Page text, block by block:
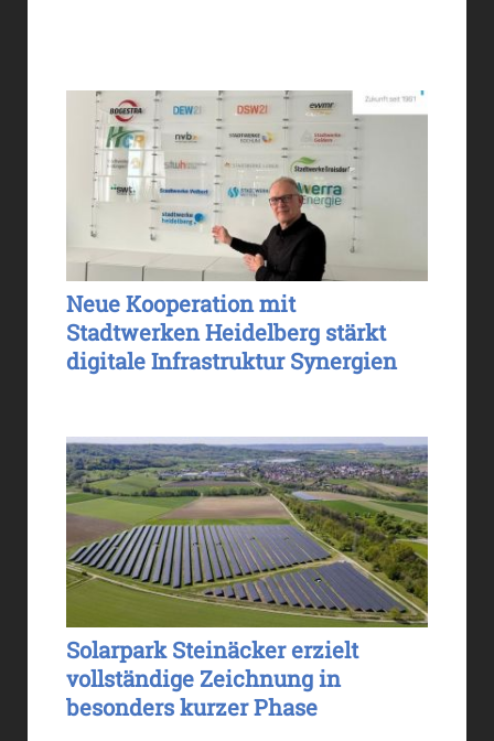
Neue Kooperation mit
Stadtwerken Heidelberg stärkt
digitale Infrastruktur Synergien
Solarpark Steinäcker erzielt
vollständige Zeichnung in
besonders kurzer Phase